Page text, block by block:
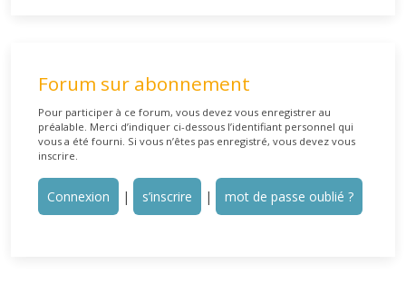
Forum sur abonnement
Pour participer à ce forum, vous devez vous enregistrer au
préalable. Merci d’indiquer ci-dessous l’identifiant personnel qui
vous a été fourni. Si vous n’êtes pas enregistré, vous devez vous
inscrire.
Connexion | s’inscrire | mot de passe oublié ?